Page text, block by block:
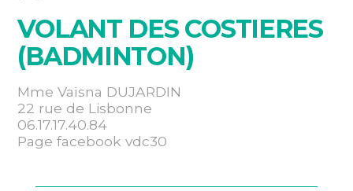
VOLANT DES COSTIERES
(BADMINTON)
Mme Vaïsna DUJARDIN
22 rue de Lisbonne
06.17.17.40.84
Page facebook vdc30